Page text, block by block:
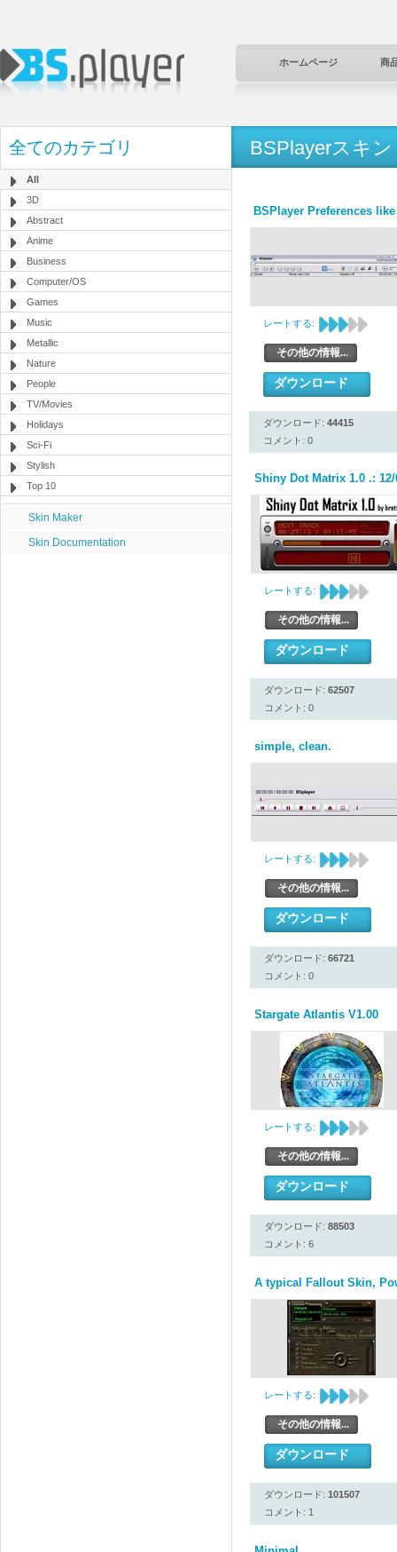
ホームページ 商
全てのカテゴリ
All
3D
Abstract
Anime
Business
Computer/OS
Games
Music
Metallic
Nature
People
TV/Movies
Holidays
Sci-Fi
Stylish
Top 10
Skin Maker
Skin Documentation
BSPlayerスキン
BSPlayer Preferences like
レートする:
その他の情報...
ダウンロード
ダウンロード: 44415
コメント: 0
Shiny Dot Matrix 1.0 .: 12/
レートする:
その他の情報...
ダウンロード
ダウンロード: 62507
コメント: 0
simple, clean.
レートする:
その他の情報...
ダウンロード
ダウンロード: 66721
コメント: 0
Stargate Atlantis V1.00
レートする:
その他の情報...
ダウンロード
ダウンロード: 88503
コメント: 6
A typical Fallout Skin,
レートする:
その他の情報...
ダウンロード
ダウンロード: 101507
コメント: 1